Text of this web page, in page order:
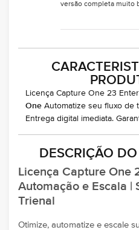
versão completa muito
Licença Capture One 23
One Automatize seu fluxo de
Entrega digital imediata.
DESCRIÇÃO
Licença Capture One
Automação e Escala |
Trienal
Otimize, automatize e escale